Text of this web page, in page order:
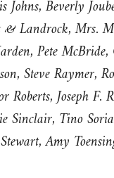
Beverly
& Landrock, Mrs.
Pete McBride,
Steve Raymer,
Roberts, Joseph F.
Sinclair, Tino
Amy